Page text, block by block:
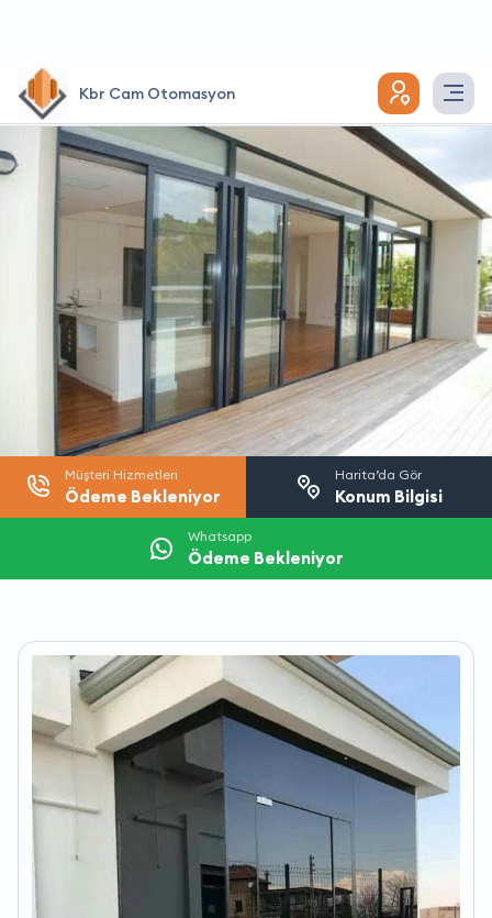
Kbr Cam Otomasyon
Müşteri Hizmetleri
Ödeme Bekleniyor
Harita’da Gör
Konum Bilgisi
Whatsapp
Ödeme Bekleniyor